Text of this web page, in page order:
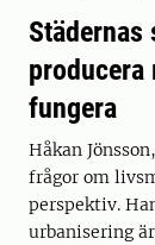
fungera
Håkan
frågor om
perspektiv.
urbanisering